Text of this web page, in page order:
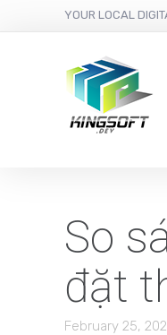
YOUR LOCAL
So
đặt
February 25,